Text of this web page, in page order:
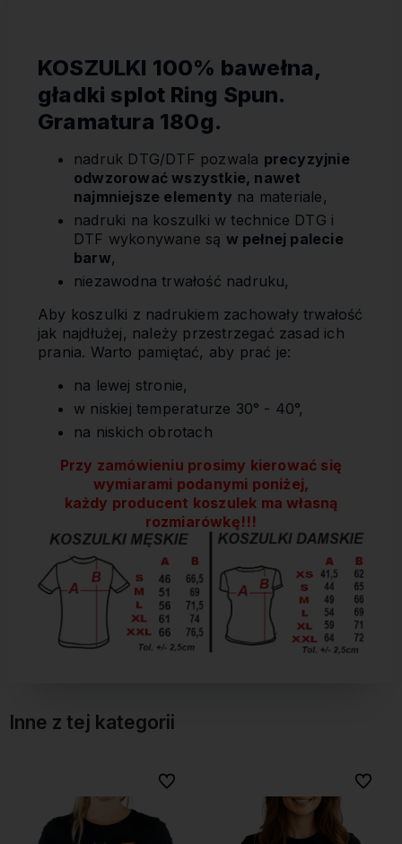
KOSZULKI 100% bawełna,
gładki splot Ring Spun.
Gramatura 180g.
nadruk DTG/DTF pozwala precyzyjnie
odwzorować wszystkie, nawet
najmniejsze elementy na materiale,
nadruki na koszulki w technice DTG i
DTF wykonywane są w pełnej palecie
barw,
niezawodna trwałość nadruku,
Aby koszulki z nadrukiem zachowały trwałość
jak najdłużej, należy przestrzegać zasad ich
prania. Warto pamiętać, aby prać je:
na lewej stronie,
w niskiej temperaturze 30° - 40°,
na niskich obrotach
Przy zamówieniu prosimy kierować się
wymiarami podanymi poniżej,
każdy producent koszulek ma własną
rozmiarówkę!!!
Inne z tej kategorii
Do ulubionych
Do ulubionych Do
Do